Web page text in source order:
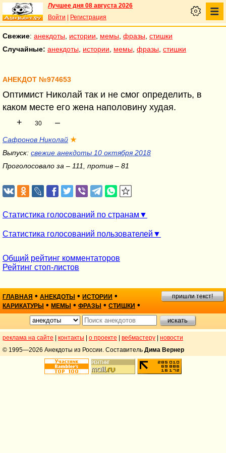
Лучшее дня 08 августа 2026
Войти
Регистрация
Свежие: анекдоты истории мемы фразы стишки
Случайные: анекдоты истории мемы фразы стишки
АНЕКДОТ №974653
Оптимист Николай так и не смог определить, в
каком месте его жена наполовину худая.
+
30 –
Сафронов Николай ★
Выпуск: свежие анекдоты 10 октября 2018
Проголосовало за – 111, против – 81
Статистика голосований по странам
Статистика голосований пользователей
Общий рейтинг комментаторов
Рейтинг стоп-листов
ГЛАВНАЯ • АНЕКДОТЫ • ИСТОРИИ •
КАРИКАТУРЫ • МЕМЫ • ФРАЗЫ • СТИШКИ •
пришли текст!
реклама на сайте контакты о проекте вебмастеру
новости
© 1995—2026 Анекдоты из России. Составитель Дима Вернер